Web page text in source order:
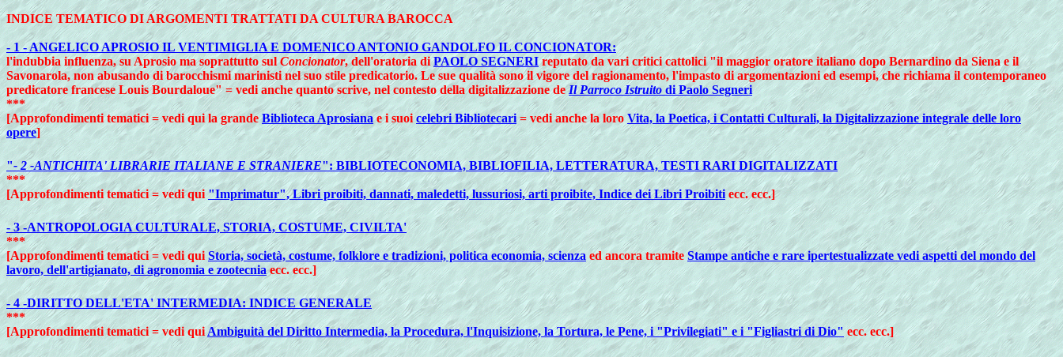
INDICE TEMATICO DI ARGOMENTI TRATTATI DA CULTURA BAROCCA
- 1 - ANGELICO APROSIO IL VENTIMIGLIA E DOMENICO ANTONIO GANDOLFO IL CONCIONATOR:
l'indubbia influenza, su Aprosio ma soprattutto sulConcionator, dell'oratoria diPAOLO SEGNERIreputato da vari critici cattolici "il maggior oratore italiano dopo Bernardino da Siena e il
Savonarola, non abusando di barocchismi marinisti nel suo stile predicatorio. Le sue qualità sono il vigore del ragionamento, l'impasto di argomentazioni ed esempi, che richiama il contemporaneo
predicatore francese Louis Bourdaloue" = vedi anche quanto scrive, nel contesto della digitalizzazione deIl Parroco Istruito di Paolo Segneri
***
[Approfondimenti tematici = vedi qui la grandeBiblioteca Aprosianae i suoicelebri Bibliotecari= vedi anche la loro Vita, la Poetica, i Contatti Culturali, la Digitalizzazione integrale delle loro
opere]
"- 2 -ANTICHITA' LIBRARIE ITALIANE E STRANIERE": BIBLIOTECONOMIA, BIBLIOFILIA, LETTERATURA, TESTI RARI DIGITALIZZATI
***
[Approfondimenti tematici = vedi qui "Imprimatur", Libri proibiti, dannati, maledetti, lussuriosi, arti proibite, Indice dei Libri Proibiti ecc. ecc.]
- 3 -ANTROPOLOGIA CULTURALE, STORIA, COSTUME, CIVILTA'
***
[Approfondimenti tematici = vedi qui Storia, società, costume, folklore e tradizioni, politica economia, scienza ed ancora tramiteStampe antiche e rare ipertestualizzate vedi aspetti del mondo del
lavoro, dell'artigianato, di agronomia e zootecniaecc. ecc.]
- 4 -DIRITTO DELL'ETA' INTERMEDIA: INDICE GENERALE
***
[Approfondimenti tematici = vedi quiAmbiguità del Diritto Intermedia, la Procedura, l'Inquisizione, la Tortura, le Pene, i "Privilegiati" e i "Figliastri di Dio" ecc. ecc.]